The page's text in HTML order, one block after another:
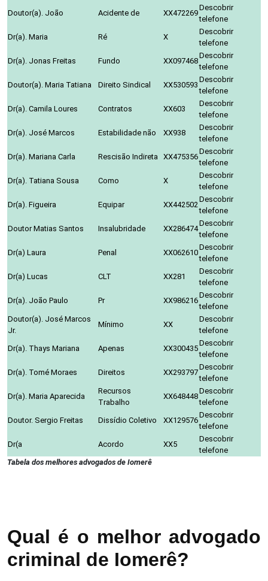
Doutor(a). João
Acidente de XX472269
Descobrir
telefone
Dr(a). Maria
Ré X
Descobrir
telefone
Dr(a). Jonas Freitas
Fundo XX097468
Descobrir
telefone
Doutor(a). Maria Tatiana
Direito Sindical XX530593
Descobrir
telefone
Dr(a). Camila Loures
Contratos XX603
Descobrir
telefone
Dr(a). José Marcos
Estabilidade não XX938
Descobrir
telefone
Dr(a). Mariana Carla
Rescisão Indireta XX475356
Descobrir
telefone
Dr(a). Tatiana Sousa
Como X
Descobrir
telefone
Dr(a). Figueira
Equipar XX442502
Descobrir
telefone
Doutor Matias Santos
Insalubridade XX286474
Descobrir
telefone
Dr(a) Laura
Penal XX062610
Descobrir
telefone
Dr(a) Lucas
CLT XX281
Descobrir
telefone
Dr(a). João Paulo
Pr XX986216
Descobrir
telefone
Doutor(a). José Marcos
Jr.
Mínimo XX
Descobrir
telefone
Dr(a). Thays Mariana
Apenas XX300435
Descobrir
telefone
Dr(a). Tomé Moraes
Direitos XX293797
Descobrir
telefone
Dr(a). Maria Aparecida
Recursos
Trabalho
XX648448
Descobrir
telefone
Doutor. Sergio Freitas
Dissídio Coletivo XX129576
Descobrir
telefone
Dr(a
Acordo XX5
Descobrir
telefone
Tabela dos melhores advogados de Iomerê
Qual é o melhor advogado
criminal de Iomerê?